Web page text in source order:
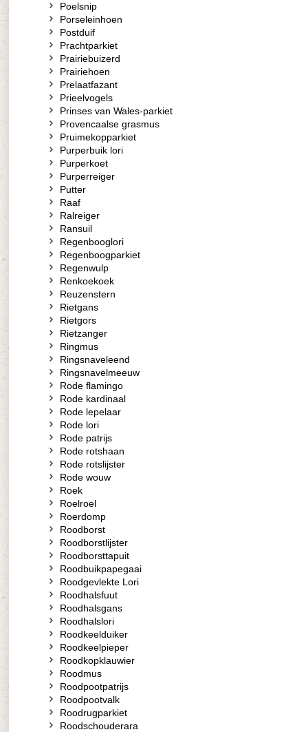
Poelsnip
Porseleinhoen
Postduif
Prachtparkiet
Prairiebuizerd
Prairiehoen
Prelaatfazant
Prieelvogels
Prinses van Wales-parkiet
Provencaalse grasmus
Pruimekopparkiet
Purperbuik lori
Purperkoet
Purperreiger
Putter
Raaf
Ralreiger
Ransuil
Regenbooglori
Regenboogparkiet
Regenwulp
Renkoekoek
Reuzenstern
Rietgans
Rietgors
Rietzanger
Ringmus
Ringsnaveleend
Ringsnavelmeeuw
Rode flamingo
Rode kardinaal
Rode lepelaar
Rode lori
Rode patrijs
Rode rotshaan
Rode rotslijster
Rode wouw
Roek
Roelroel
Roerdomp
Roodborst
Roodborstlijster
Roodborsttapuit
Roodbuikpapegaai
Roodgevlekte Lori
Roodhalsfuut
Roodhalsgans
Roodhalslori
Roodkeelduiker
Roodkeelpieper
Roodkopklauwier
Roodmus
Roodpootpatrijs
Roodpootvalk
Roodrugparkiet
Roodschouderara